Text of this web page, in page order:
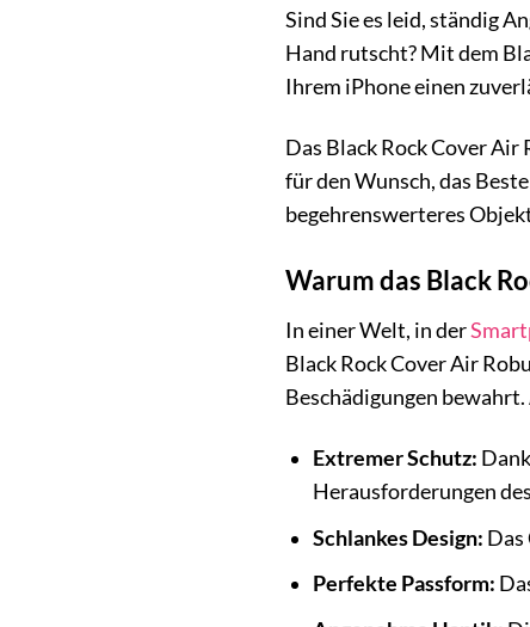
Sind Sie es leid, ständig
Hand rutscht? Mit dem
Ihrem iPhone einen
Das Black Rock Cover
für den Wunsch, das
begehrenswerteres
Warum das Black
In einer Welt, in der
Black Rock Cover Air
Beschädigungen bewahrt.
Extremer Schutz:
Herausforderungen
Schlankes Design: Das
Perfekte Passform: